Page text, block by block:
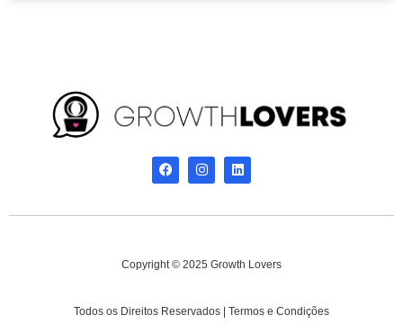
Copyright © 2025 Growth Lovers
Todos os Direitos Reservados | Termos e Condições